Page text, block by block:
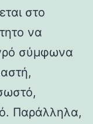
στο
να
σύμφωνα
Παράλληλα,